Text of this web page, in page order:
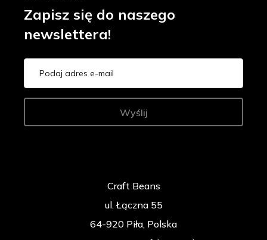
Zapisz się do naszego
newslettera!
Wyślij
Craft Beans
ul. Łączna 55
64-920 Piła, Polska